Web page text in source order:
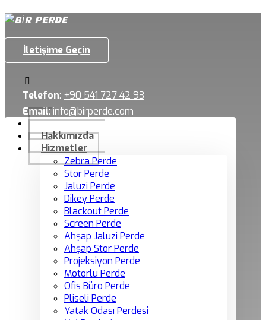
İletişime Geçin
Telefon: +90 541 727 42 93
Email:info@birperde.com
Hakkımızda
Hizmetler
Zebra Perde
Stor Perde
Jaluzi Perde
Dikey Perde
Blackout Perde
Screen Perde
Ahşap Jaluzi Perde
Ahşap Stor Perde
Projeksiyon Perde
Motorlu Perde
Ofis Büro Perde
Pliseli Perde
Yatak Odası Perdesi